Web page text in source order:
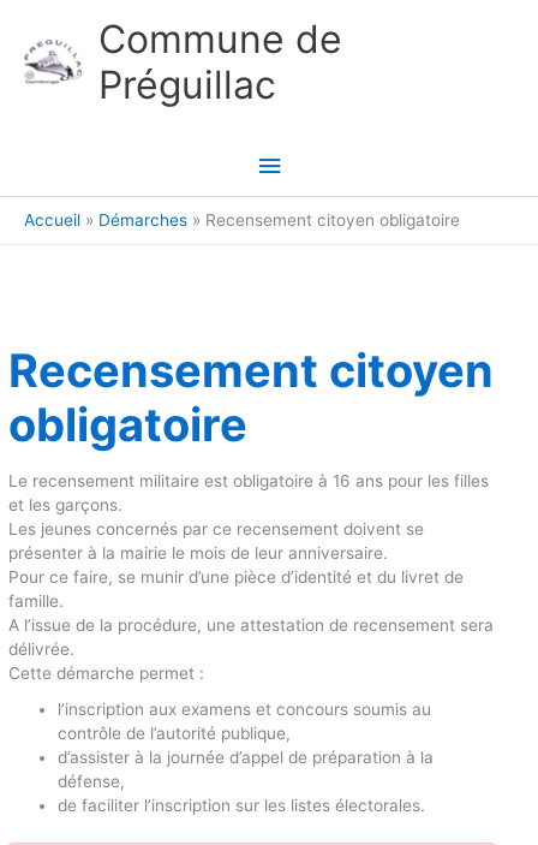
Commune de
Préguillac
Menu
principal
Accueil Démarches Recensement citoyen obligatoire
Recensement citoyen
obligatoire
Le recensement militaire est obligatoire à 16 ans pour les filles
et les garçons.
Les jeunes concernés par ce recensement doivent se
présenter à la mairie le mois de leur anniversaire.
Pour ce faire, se munir d’une pièce d’identité et du livret de
famille.
A l’issue de la procédure, une attestation de recensement sera
délivrée.
Cette démarche permet :
l’inscription aux examens et concours soumis au
contrôle de l’autorité publique,
d’assister à la journée d’appel de préparation à la
défense,
de faciliter l’inscription sur les listes électorales.